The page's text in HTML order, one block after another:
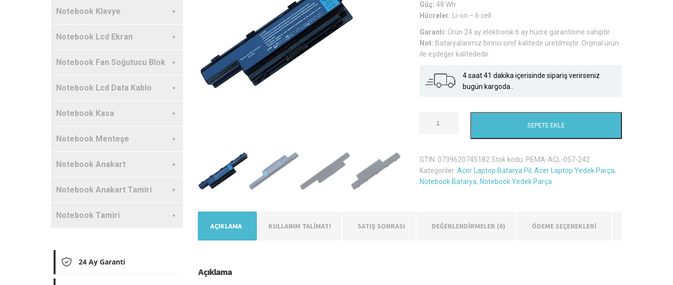
Güç:48 Wh
Hücreler:
Li-on – 6 cell
Garanti: Ürün 24 ay elektronik 6 ay hücre garantisine sahiptir.
Not: Bataryalarımız birinci sınıf kalitede üretilmiştir. Orijinal ürün
ile eşdeğer kalitededir.
4 saat 41 dakika içerisinde sipariş verirseniz
bugün kargoda..
Travelmate
Laptop
Batarya
Pil
SEPETE EKLE
GTIN: 0739620745182 Stok kodu: PEMA-ACL-057-242
Kategoriler:Acer Laptop Batarya Pil ,Acer Laptop Yedek Parça,
Notebook Batarya, Notebook Yedek Parça
AÇIKLAMA KULLANIM TALİMATI SATIŞ SONRASI DEĞERLENDIRMELER (0) ÖDEME SEÇENEKLERİ
Açıklama
Notebook Klavye
Notebook Lcd Ekran
Notebook Fan Soğutucu Blok
Notebook Lcd Data Kablo
Notebook Kasa
Notebook Menteşe
Notebook Anakart
Notebook Anakart Tamiri
Notebook Tamiri
24 Ay Garanti